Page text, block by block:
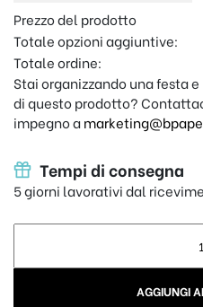
Prezzo del prodotto
Totale opzioni aggiuntive:
Totale ordine:
Stai organizzando una festa
di questo prodotto?
impegno a
Tempi di consegna
5 giorni lavorativi dal
AGGIUNGI